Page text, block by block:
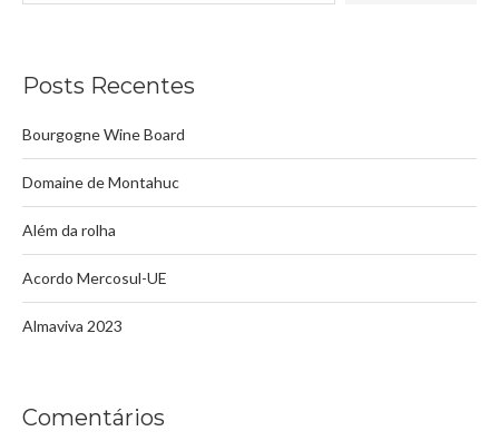
Posts Recentes
Bourgogne Wine Board
Domaine de Montahuc
Além da rolha
Acordo Mercosul-UE
Almaviva 2023
Comentários